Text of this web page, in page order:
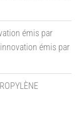
émis par
émis par